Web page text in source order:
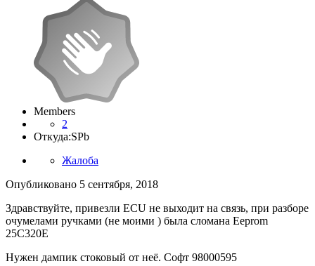
Members
2
Откуда:SPb
Жалоба
Опубликовано 5 сентября, 2018
Здравствуйте, привезли ECU не выходит на связь, при разборе
очумелами ручками (не моими ) была сломана Eeprom
25С320Е
Нужен дампик стоковый от неё. Софт 98000595